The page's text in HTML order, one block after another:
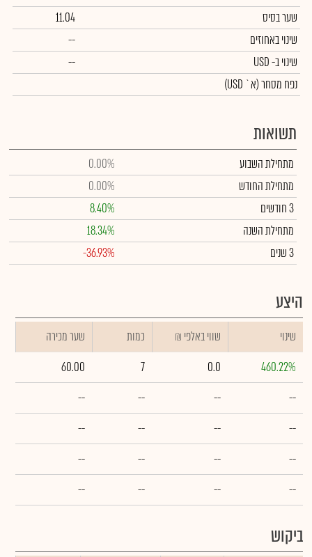
שער בסיס
11.04
שינוי באחוזים
--
שינויב- USD
--
נפח מסחר(א` USD)
תשואות
מתחילת השבוע
0.00%
מתחילת החודש
0.00%
3 חודשים
8.40%
מתחילת השנה
18.34%
3 שנים
-36.93%
היצע
שינוי ₪ שווי באלפי כמות
שער מכירה
460.22%
0.0
7
60.00
--
--
--
--
--
--
--
--
--
--
--
--
--
--
--
--
ביקוש